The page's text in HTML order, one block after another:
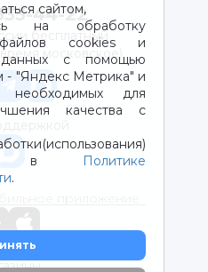
сайтом,
на обработку
файлов cookies и
данных с помощью
- "Яндекс Метрика" и
необходимых для
качества с
в
Политике
.
44-22
бесплатный
московское)